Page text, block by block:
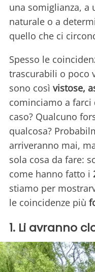
una somiglianza, a
naturale o a
quello che ci
Spesso le
trascurabili o poco
sono così vistose,
cominciamo a farci
caso? Qualcuno
qualcosa?
arriveranno mai,
sola cosa da fare:
come hanno fatto i
stiamo per
le coincidenze più
1. Li avranno